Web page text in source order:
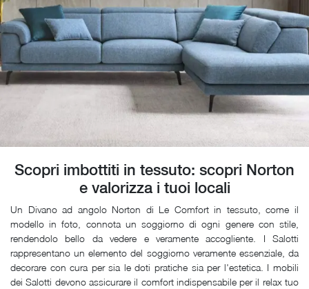
Scopri imbottiti in tessuto: scopri Norton
e valorizza i tuoi locali
Un Divano ad angolo Norton di Le Comfort in tessuto, come il
modello in foto, connota un soggiorno di ogni genere con stile,
rendendolo bello da vedere e veramente accogliente. I Salotti
rappresentano un elemento del soggiorno veramente essenziale, da
decorare con cura per sia le doti pratiche sia per l'estetica. I mobili
dei Salotti devono assicurare il comfort indispensabile per il relax tuo